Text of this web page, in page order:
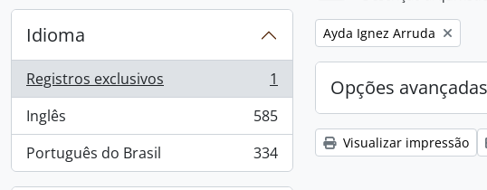
Idioma
Registros exclusivos
, 1 resultados
1
Inglês
, 585 resultados
585
Português do Brasil
, 334 resultados 334
Remover filtro:
Ayda Ignez Arruda
Opções
Visualizar impressão